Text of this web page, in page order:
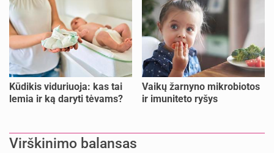
Kūdikis viduriuoja: kas tai
lemia ir ką daryti tėvams?
Vaikų žarnyno mikrobiotos
ir imuniteto ryšys
Virškinimo balansas